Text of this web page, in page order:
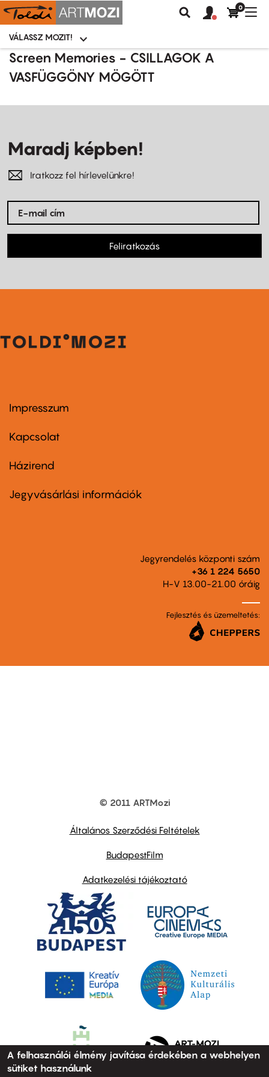
Ugrás
tartalomra
Moziválasztó
menü
VÁLASSZ MOZIT!
Keresés
Felhasználói
fiók
0
Screen Memories - CSILLAGOK A
VASFÜGGÖNY MÖGÖTT
Maradj képben!
Iratkozz fel hírlevelünkre!
Feliratkozás
Footer
first
Impresszum
Kapcsolat
Footer
second
Házirend
Jegyvásárlási információk
Jegyrendelés központi szám
+36 1 224 5650
H-V 13.00-21.00 óráig
Fejlesztés és üzemeltetés:
© 2011 ARTMozi
Általános Szerződési Feltételek
BudapestFilm
Adatkezelési tájékoztató
A felhasználói élmény javítása érdekében a webhelyen
sütiket használunk